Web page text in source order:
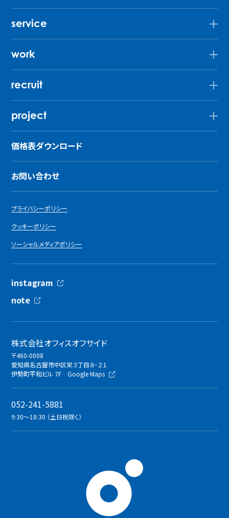
service
work
recruit
project
価格表ダウンロード
お問い合わせ
instagram
note
プライバシーポリシー
クッキーポリシー
ソーシャルメディアポリシー
株式会社オフィスオフサイド
〒460-0008
愛知県名古屋市中区栄３丁目８−２１
伊勢町平和ビル 7FGoogle Maps
052-241-5881
9:30〜18:30 （土日祝除く）